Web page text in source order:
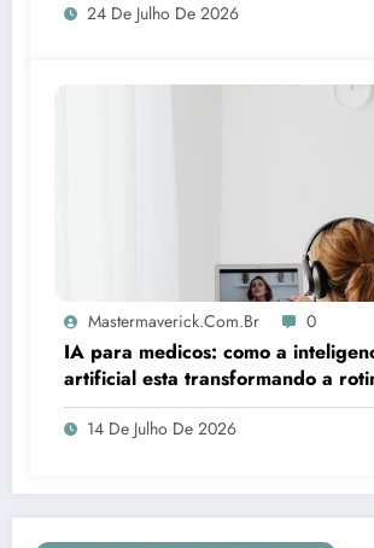
24 De Julho De 2026
Mastermaverick.com.br 0
IA para medicos: como a
artificial esta transformando a
clinica
14 De Julho De 2026